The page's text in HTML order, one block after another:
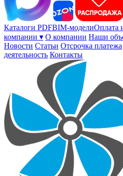
Каталоги PDFBIM-моделиОплата
компании ▾ О компании Наши
Новости Статьи Отсрочка платежа
деятельность Контакты